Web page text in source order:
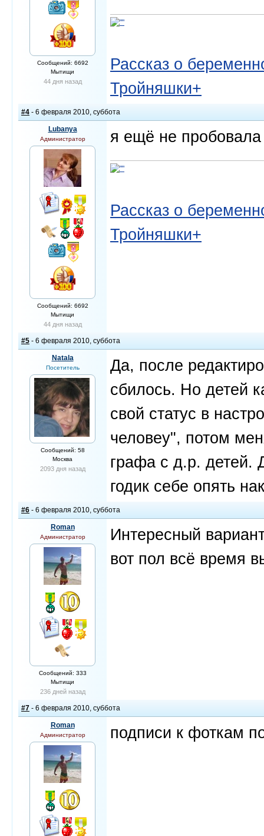
Сообщений: 6692
Мытищи
44 дня назад
Рассказ о
Тройняшки+
#4 - 6 февраля 2010, суббота
Lubanya
Администратор
Сообщений: 6692
Мытищи
44 дня назад
я ещё не
Рассказ о
Тройняшки+
#5 - 6 февраля 2010, суббота
Natala
Посетитель
Сообщений: 58
Москва
2093 дня назад
Да, после
сбилось. Но детей
свой статус в
человеу", потом
графа с д.р. детей.
годик себе опять
#6 - 6 февраля 2010, суббота
Roman
Администратор
Сообщений: 333
Мытищи
236 дней назад
Интересный
вот пол всё время
#7 - 6 февраля 2010, суббота
Roman
Администратор подписи к фоткам